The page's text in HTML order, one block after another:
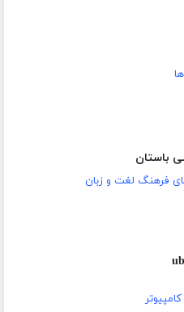
باستان
فرهنگ لغت و زبان